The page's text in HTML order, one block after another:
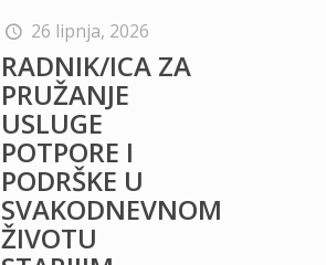
26 lipnja, 2026
RADNIK/ICA ZA
PRUŽANJE
USLUGE
POTPORE I
PODRŠKE U
SVAKODNEVNOM
ŽIVOTU